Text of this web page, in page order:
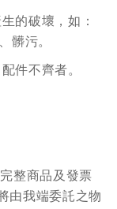
的破壞，如：
髒污。
件不齊者。
整商品及發票
由我端委託之物